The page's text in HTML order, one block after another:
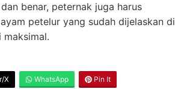
benar, peternak juga harus
petelur yang sudah dijelaskan di
maksimal.
X WhatsApp Pin It